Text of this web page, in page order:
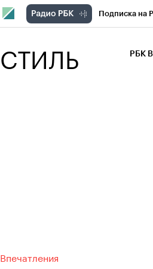
Подписка на
СТИЛЬ РБК
Впечатления